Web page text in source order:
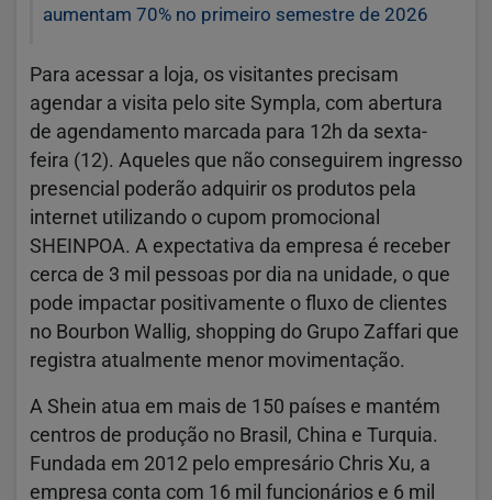
aumentam 70% no primeiro semestre de 2026
Para acessar a loja, os visitantes precisam
agendar a visita pelo site Sympla, com abertura
de agendamento marcada para 12h da sexta-
feira (12). Aqueles que não conseguirem ingresso
presencial poderão adquirir os produtos pela
internet utilizando o cupom promocional
SHEINPOA. A expectativa da empresa é receber
cerca de 3 mil pessoas por dia na unidade, o que
pode impactar positivamente o fluxo de clientes
no Bourbon Wallig, shopping do Grupo Zaffari que
registra atualmente menor movimentação.
A Shein atua em mais de 150 países e mantém
centros de produção no Brasil, China e Turquia.
Fundada em 2012 pelo empresário Chris Xu, a
empresa conta com 16 mil funcionários e 6 mil